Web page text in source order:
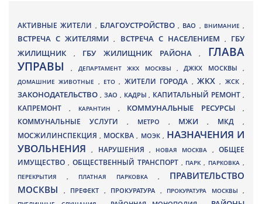
АКТИВНЫЕ ЖИТЕЛИ , БЛАГОУСТРОЙСТВО , ВАО , ВНИМАНИЕ ,
ВСТРЕЧА С ЖИТЕЛЯМИ, ВСТРЕЧА С НАСЕЛЕНИЕМ , ГБУ
ЖИЛИЩНИК
, ГБУ ЖИЛИЩНИК РАЙОНА, ГЛАВА
УПРАВЫ, ДЕПАРТАМЕНТ ЖКХ МОСКВЫ ,ДЖКХ МОСКВЫ ,
ДОМАШНИЕ ЖИВОТНЫЕ , ЕТО, ЖИТЕЛИ ГОРОДА , ЖКХ, ЖСК,
ЗАКОНОДАТЕЛЬСТВО , ЗАО , КАДРЫ, КАПИТАЛЬНЫЙ РЕМОНТ ,
КАПРЕМОНТ , КАРАНТИН , КОММУНАЛЬНЫЕ РЕСУРСЫ,
КОММУНАЛЬНЫЕ УСЛУГИ , МЕТРО , МЖИ, МКД ,
МОСЖИЛИНСПЕКЦИЯ, МОСКВА , МОЭК , НАЗНАЧЕНИЯ И
УВОЛЬНЕНИЯ, НАРУШЕНИЯ , НОВАЯ МОСКВА ,ОБЩЕЕ
ИМУЩЕСТВО , ОБЩЕСТВЕННЫЙ ТРАНСПОРТ , ПАРК, ПАРКОВКА ,
ПЕРЕКРЫТИЯ , ПЛАТНАЯ ПАРКОВКА , ПРАВИТЕЛЬСТВО
МОСКВЫ
, ПРЕФЕКТ , ПРОКУРАТУРА , ПРОКУРАТУРА МОСКВЫ ,